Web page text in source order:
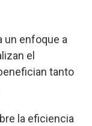
un enfoque a
el
tanto
la eficiencia